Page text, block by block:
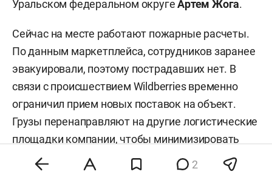
Уральском федеральном округеАртем Жога.
Сейчас на месте работают пожарные расчеты.
По данным маркетплейса, сотрудников заранее
эвакуировали, поэтому пострадавших нет. В
связи с происшествием Wildberries временно
ограничил прием новых поставок на объект.
Грузы перенаправляют на другие логистические
площадки компании, чтобы минимизировать
сбои в работе. Подробностей о масштабах
повреждений и сроках восстановления работы
2